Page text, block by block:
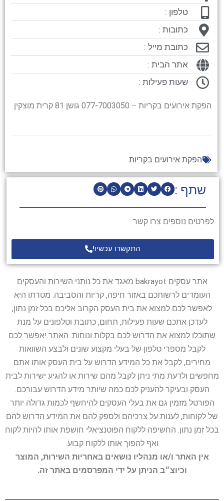
שתף :
לפרטים נוספים צרו קשר
התקשרו עכשיו!
טלפון :
כתובות :
כתובת מייל :
אתר הבית :
שעות פעילות :
הפקת אירועים בקריות – 077-7003050 גושן 81 קרית מוצקין
הפקת אירועים בקריות
אתר עסקים bakrayot מאגד את כל נותני השירות והעסקים
העומדים לרשותכם באזור חיפה, קריות והסביבה. מטרתו היא
לאפשר לכם למצוא את בית העסק הקרוב אליכם בכל זמן נתון,
לעדכן אתכם שעות פעילות, תחום, כתובת וטלפונים על מנת
שתוכלו למצוא את הדרוש לכם בקלות ונוחות. האתר יאפשר לכם
לקבל מספרי טלפון של בעלי מקצוע שונים ולבצע השוואות
מחירים, לקבל את כל המידע הדרוש על בית העסק אותו אתם
מחפשים ולדעת מתי ניתן לקבל מהם שירות או להגיע ישירות לבית
העסק ובעיקר להעניק לכם כמה שיותר מידע הדרוש עבורכם.
הפורטל מזמין גם את בעלי העסקים להיחשף לכמות גדולה יותר
של לקוחות, לענות על צרכיהם ולספק להם את המידע הדרוש להם
בכל זמן נתון. החשיפה ללקוח הפוטנציאלי חושפת אותו להיות לקוח
ואף להפוך אותו ללקוח קבוע.
אין האתר ו/או מנהליו נושאים באחריות השירות, המוצר
וכיוצ״ב הניתן על ידי המפרסמים באתר זה.